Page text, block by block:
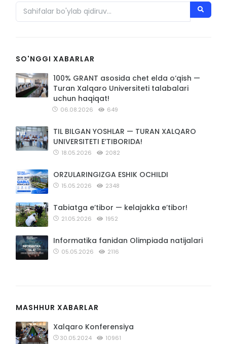
SO'NGGI XABARLAR
100% GRANT asosida chet elda o‘qish —
Turan Xalqaro Universiteti talabalari
uchun haqiqat!
06.08.2026 649
TIL BILGAN YOSHLAR — TURAN XALQARO
UNIVERSITETI E’TIBORIDA!
18.05.2026 2082
ORZULARINGIZGA ESHIK OCHILDI
15.05.2026 2348
Tabiatga e’tibor — kelajakka e’tibor!
21.05.2026 1952
Informatika fanidan Olimpiada natijalari
05.05.2026 2116
MASHHUR XABARLAR
Xalqaro Konferensiya
30.05.2024 10961